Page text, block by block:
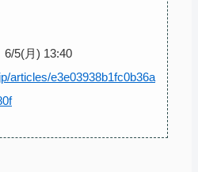
6/5(月) 13:40
articles/e3e03938b1fc0b36a